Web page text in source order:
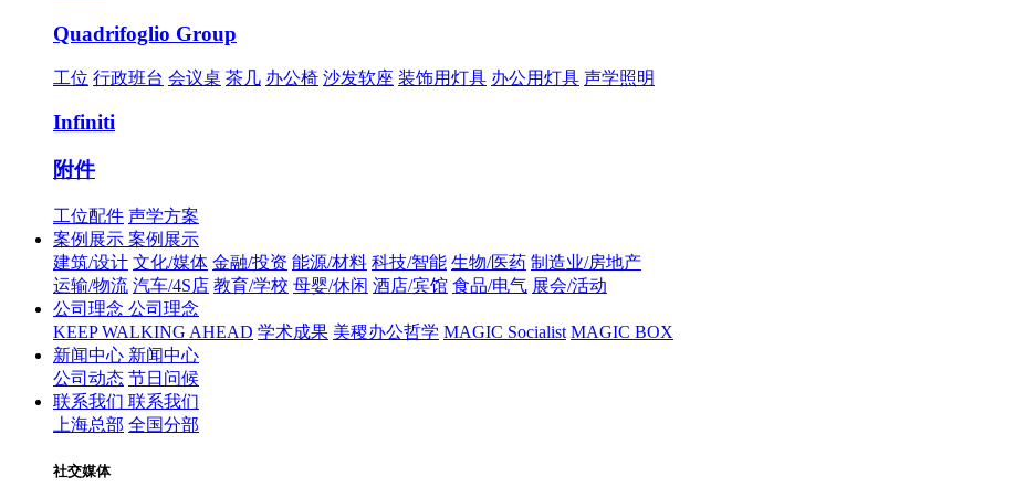
Quadrifoglio Group
工位 行政班台 会议桌 茶几 办公椅 沙发软座 装饰用灯具 办公用灯具 声学照明
Infiniti
附件
工位配件 声学方案
案例展示 案例展示
建筑/设计 文化/媒体 金融/投资 能源/材料 科技/智能 生物/医药 制造业/房地产
运输/物流 汽车/4S店 教育/学校 母婴/休闲 酒店/宾馆 食品/电气 展会/活动
公司理念 公司理念
KEEP WALKING AHEAD 学术成果 美稷办公哲学 MAGIC Socialist MAGIC BOX
新闻中心 新闻中心
公司动态 节日问候
联系我们 联系我们
上海总部 全国分部
社交媒体